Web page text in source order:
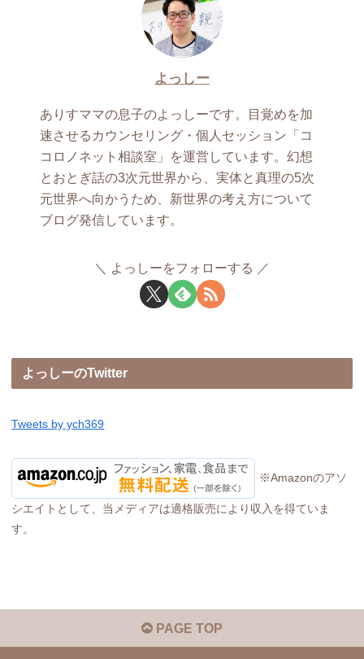
よっしー
ありすママの息子のよっしーです。目覚めを加
速させるカウンセリング・個人セッション「コ
コロノネット相談室」を運営しています。幻想
とおとぎ話の3次元世界から、実体と真理の5次
元世界へ向かうため、新世界の考え方について
ブログ発信しています。
よっしーをフォローする
よっしーのTwitter
Tweets by ych369
※Amazonのアソ
シエイトとして、当メディアは適格販売により収入を得ていま
す。
PAGE TOP